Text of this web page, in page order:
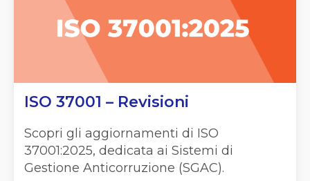
ISO 37001 – Revisioni
Scopri gli aggiornamenti di ISO
37001:2025, dedicata ai Sistemi di
Gestione Anticorruzione (SGAC).